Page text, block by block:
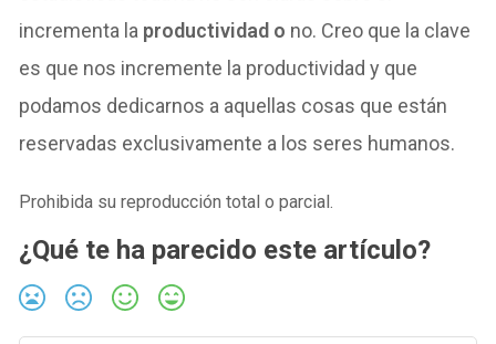
incrementa la productividad o no. Creo que la clave
es que nos incremente la productividad y que
podamos dedicarnos a aquellas cosas que están
reservadas exclusivamente a los seres humanos.
Prohibida su reproducción total o parcial.
¿Qué te ha parecido este artículo?